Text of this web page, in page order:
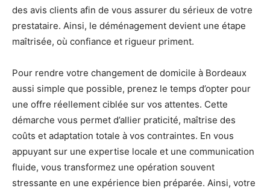
des avis clients afin de vous assurer du sérieux de votre
prestataire. Ainsi, le déménagement devient une étape
maîtrisée, où confiance et rigueur priment.
Pour rendre votre changement de domicile à Bordeaux
aussi simple que possible, prenez le temps d’opter pour
une offre réellement ciblée sur vos attentes. Cette
démarche vous permet d’allier praticité, maîtrise des
coûts et adaptation totale à vos contraintes. En vous
appuyant sur une expertise locale et une communication
fluide, vous transformez une opération souvent
stressante en une expérience bien préparée. Ainsi, votre